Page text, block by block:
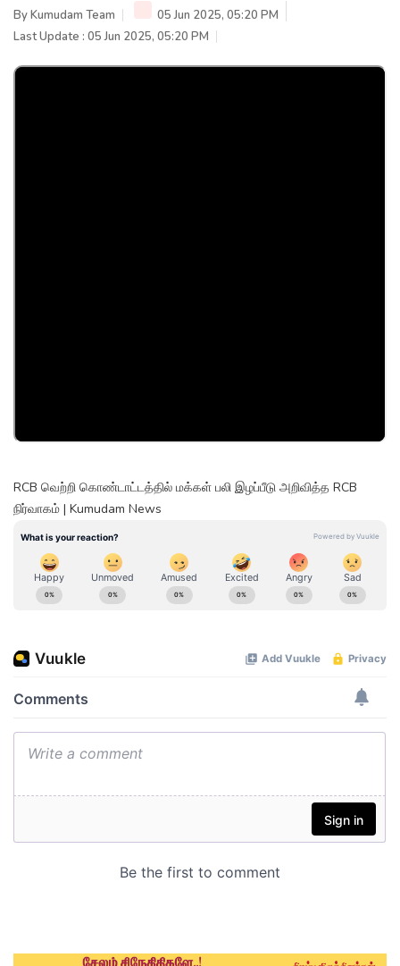
ByKumudam Team
05 Jun 2025, 05:20 PM
Last Update : 05 Jun 2025, 05:20 PM
RCB வெற்றி கொண்டாட்டத்தில் மக்கள் பலி இழப்பீடு அறிவித்த RCB
நிர்வாகம் | Kumudam News